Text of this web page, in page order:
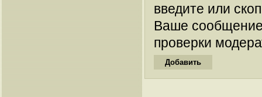
введите или
Ваше
проверки